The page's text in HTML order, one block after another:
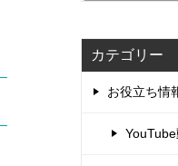
カテゴリー
お役立ち情